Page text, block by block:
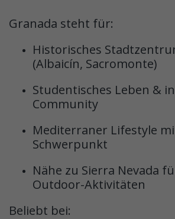
Granada steht für:
Historisches
(Albaicín, Sacromonte)
Studentisches Leben &
Community
Mediterraner Lifestyle
Schwerpunkt
Nähe zu Sierra Nevada
Outdoor-Aktivitäten
Beliebt bei: